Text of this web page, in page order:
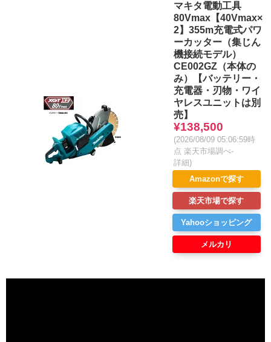
マキタ電動工具
80Vmax【40Vmax×
2】355m充電式パワ
ーカッター（集じん
機接続モデル）
CE002GZ（本体の
み）【バッテリー・
充電器・刃物・ワイ
ヤレスユニットは別
売】
¥138,500
(2026/08/09 05:06:59時
点 楽天市場調べ-
詳細)
Amazonで探す
楽天市場で探す
Yahooショッピング
メルカリ